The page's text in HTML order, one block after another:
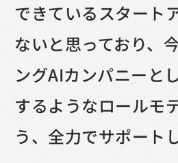
できているスタート
ないと思っており、
ングAIカンパニーと
するようなロールモ
う、全力でサポート